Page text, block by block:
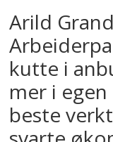
Arild
kutte i
mer i
beste